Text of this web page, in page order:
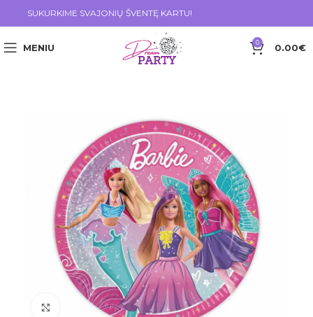
SUKURKIME SVAJONIŲ ŠVENTĘ KARTU!
MENIU 0 0.00€
Click to enlarge